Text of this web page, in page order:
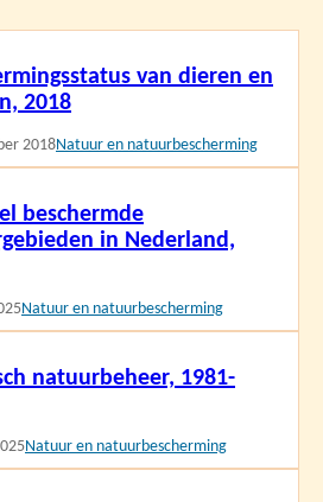
van dieren en
2018
2018Natuur en natuurbescherming
beschermde
in Nederland,
Natuur en natuurbescherming
natuurbeheer, 1981-
Natuur en natuurbescherming